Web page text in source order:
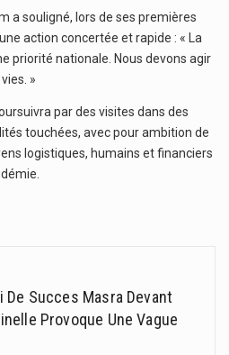
a souligné, lors de ses premières
action concertée et rapide : « La
priorité nationale. Nous devons agir
»
par des visites dans des
touchées, avec pour ambition de
logistiques, humains et financiers
De Succes Masra Devant
Provoque Une Vague